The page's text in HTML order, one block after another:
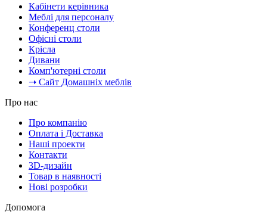
Кабінети керівника
Меблі для персоналу
Конференц столи
Офісні столи
Крісла
Дивани
Комп'ютерні столи
➝ Сайт Домашніх меблів
Про нас
Про компанію
Оплата і Доставка
Наші проекти
Контакти
3D-дизайн
Товар в наявності
Нові розробки
Допомога